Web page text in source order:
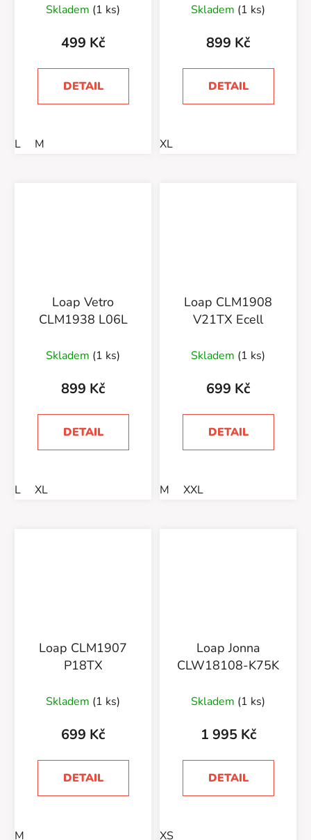
Skladem (1 ks)
499 Kč
DETAIL
L M
Skladem (1 ks)
899 Kč
DETAIL
XL
Loap Vetro
CLM1938 L06L
Skladem (1 ks)
899 Kč
DETAIL
L XL
Loap CLM1908
V21TX Ecell
Skladem (1 ks)
699 Kč
DETAIL
M XXL
Loap CLM1907
P18TX
Skladem (1 ks)
699 Kč
DETAIL
M
Loap Jonna
CLW18108-K75K
Skladem (1 ks)
1 995 Kč
DETAIL
XS